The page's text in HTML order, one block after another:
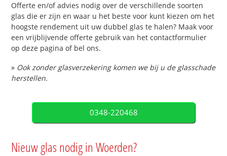
Offerte en/of advies nodig over de verschillende soorten
glas die er zijn en waar u het beste voor kunt kiezen om het
hoogste rendement uit uw dubbel glas te halen? Maak voor
een vrijblijvende offerte gebruik van het contactformulier
op deze pagina of bel ons.
» Ook zonder glasverzekering komen we bij u de glasschade
herstellen.
0348-220468
Nieuw glas nodig in Woerden?